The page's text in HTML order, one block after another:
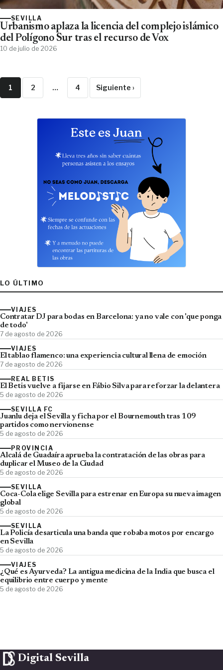
SEVILLA
Urbanismo aplaza la licencia del complejo islámico
del Polígono Sur tras el recurso de Vox
10 de julio de 2026
1 2 … 4 Siguiente ›
LO ÚLTIMO
VIAJES
Contratar DJ para bodas en Barcelona: ya no vale con 'que ponga
de todo'
7 de agosto de 2026
VIAJES
El tablao flamenco: una experiencia cultural llena de emoción
7 de agosto de 2026
REAL BETIS
El Betis vuelve a fijarse en Fábio Silva para reforzar la delantera
5 de agosto de 2026
SEVILLA FC
Juanlu deja el Sevilla y ficha por el Bournemouth tras 109
partidos como nervionense
5 de agosto de 2026
PROVINCIA
Alcalá de Guadaíra aprueba la contratación de las obras para
duplicar el Museo de la Ciudad
5 de agosto de 2026
SEVILLA
Coca-Cola elige Sevilla para estrenar en Europa su nueva imagen
global
5 de agosto de 2026
SEVILLA
La Policía desarticula una banda que robaba motos por encargo
en Sevilla
5 de agosto de 2026
VIAJES
¿Qué es Ayurveda? La antigua medicina de la India que busca el
equilibrio entre cuerpo y mente
5 de agosto de 2026
Digital Sevilla